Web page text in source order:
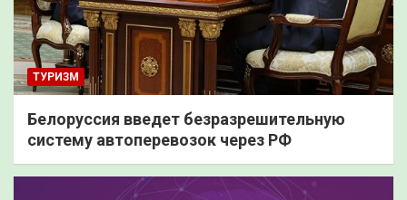
ТУРИЗМ
Белоруссия введет безразрешительную
систему автоперевозок через РФ